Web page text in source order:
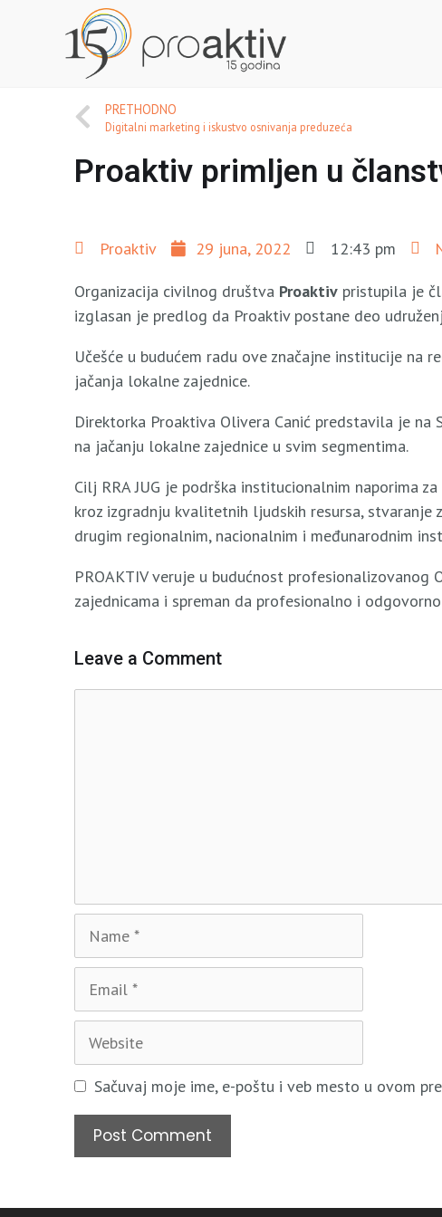
PRETHODNO
Digitalni marketing i iskustvo osnivanja preduzeća
Proaktiv primljen u
Proaktiv 29 juna, 2022 12:43 pm
Organizacija civilnog društva Proaktiv pristupila je
izglasan je predlog da Proaktiv postane deo
Učešće u budućem radu ove značajne institucije na
jačanja lokalne zajednice.
Direktorka Proaktiva Olivera Canić predstavila je
na jačanju lokalne zajednice u svim segmentima.
Cilj RRA JUG je podrška institucionalnim naporima
kroz izgradnju kvalitetnih ljudskih resursa,
drugim regionalnim, nacionalnim i međunarodnim
PRОАKТIV vеruје u budućnоst prоfеsiоnаlizоvаnоg
zајеdnicаmа i sprеmаn dа prоfеsiоnаlnо i
Leave a Comment
Sačuvaj moje ime, e-poštu i veb mesto u ovom